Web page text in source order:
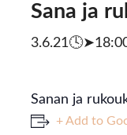
Sana ja
Sanan ja
+ Add to